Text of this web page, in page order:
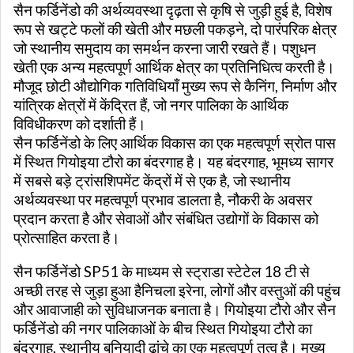
सैन फर्डिनेंडो की अर्थव्यवस्था दृढ़ता से कृषि से जुड़ी हुई है, विशेष
रूप से खट्टे फलों की खेती और मछली पकड़ने, दो पारंपरिक क्षेत्र
जो स्थानीय समुदाय का समर्थन करना जारी रखते हैं। पशुधन
खेती एक अन्य महत्वपूर्ण आर्थिक क्षेत्र का प्रतिनिधित्व करती है।
मौजूद छोटी औद्योगिक गतिविधियाँ मुख्य रूप से कैनिंग, निर्माण और
यांत्रिक क्षेत्रों में केंद्रित हैं, जो नगर पालिका के आर्थिक
विविधीकरण को दर्शाती हैं।
सैन फर्डिनेंडो के लिए आर्थिक विकास का एक महत्वपूर्ण स्रोत पास
में स्थित गियोइया टौरो का बंदरगाह है। यह बंदरगाह, भूमध्य सागर
में सबसे बड़े ट्रांसशिपमेंट केंद्रों में से एक है, जो स्थानीय
अर्थव्यवस्था पर महत्वपूर्ण प्रभाव डालता है, नौकरी के अवसर
प्रदान करता है और सेवाओं और संबंधित उद्योगों के विकास को
प्रोत्साहित करता है।
सैन फर्डिनेंडो SP51 के माध्यम से स्ट्राडा स्टेटेल 18 टी से
अच्छी तरह से जुड़ा हुआ हैनिचला इरेना, लोगों और वस्तुओं की पहुंच
और आवाजाही को सुविधाजनक बनाता है। गियोइया टौरो और सैन
फर्डिनेंडो की नगर पालिकाओं के बीच स्थित गियोइया टौरो का
बंदरगाह, स्थानीय बुनियादी ढांचे का एक महत्वपूर्ण तत्व है। मुख्य